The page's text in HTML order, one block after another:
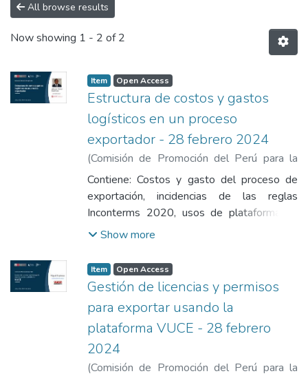
All browse results
Now showing 1 - 2 of 2
Item Open Access
Estructura de costos y gastos
logísticos en un proceso
exportador - 28 febrero 2024
(Comisión de Promoción del Perú para la
Exportación y el Turismo ,2024-02-28)
Perez Espinoza, Arbúes
Contiene: Costos y gasto del proceso de
exportación, incidencias de las reglas
Inconterms 2020, usos de plataformas y
herramientas.
Show more
Item Open Access
Gestión de licencias y permisos
para exportar usando la
plataforma VUCE - 28 febrero
2024
(Comisión de Promoción del Perú para la